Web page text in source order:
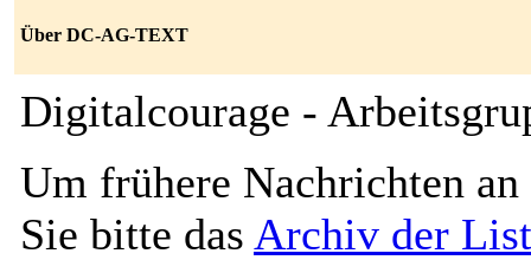
Über DC-AG-TEXT
Digitalcourage -
Um frühere Nachrichten an
Sie bitte das Archiv der